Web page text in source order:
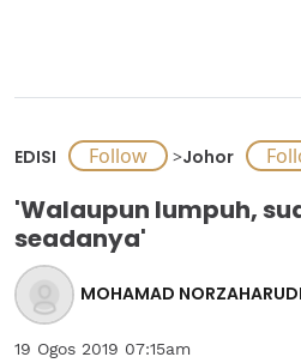
EDISI >Johor
'Walaupun lumpuh,
seadanya'
MOHAMAD
19 Ogos 2019 07:15am